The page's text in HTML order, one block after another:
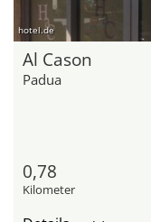
hotel.de
Al Cason
Padua
0,78
Kilometer